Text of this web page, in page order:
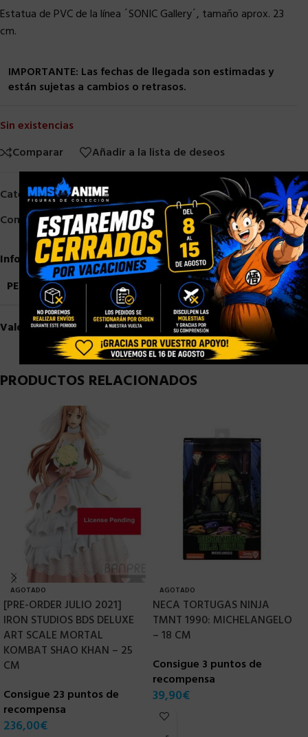
Estatua de PVC de la línea ´SONIC Gallery´, tamaño aprox. 23
cm.
IMPORTANTE: Las fechas de llegada son estimadas y
están sujetas a cambios o retrasos.
Sin existencias
Comparar
Añadir a la lista de deseos
Categorías:Diamond Select
Otros
Compartir:
Información adicional
PESO
2,5 kg
Valoraciones (0)
PRODUCTOS RELACIONADOS
AGOTADO
[PRE-ORDER JULIO 2021]
IRON STUDIOS BDS DELUXE
ART SCALE MORTAL
KOMBAT SHAO KHAN – 25
CM
Consigue 23 puntos de
recompensa
236,00€
AGOTADO
NECA TORTUGAS NINJA
TMNT 1990: MICHELANGELO
– 18 CM
Consigue 3 puntos de
recompensa
39,90€
×